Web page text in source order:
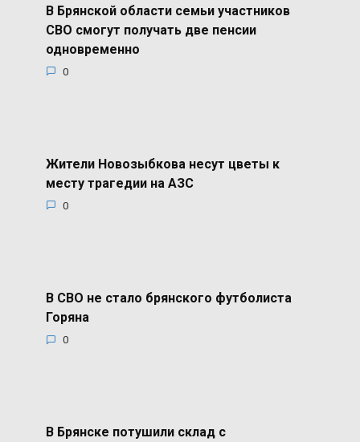
В Брянской области семьи участников
СВО смогут получать две пенсии
одновременно
0
Жители Новозыбкова несут цветы к
месту трагедии на АЗС
0
В СВО не стало брянского футболиста
Горяна
0
В Брянске потушили склад с